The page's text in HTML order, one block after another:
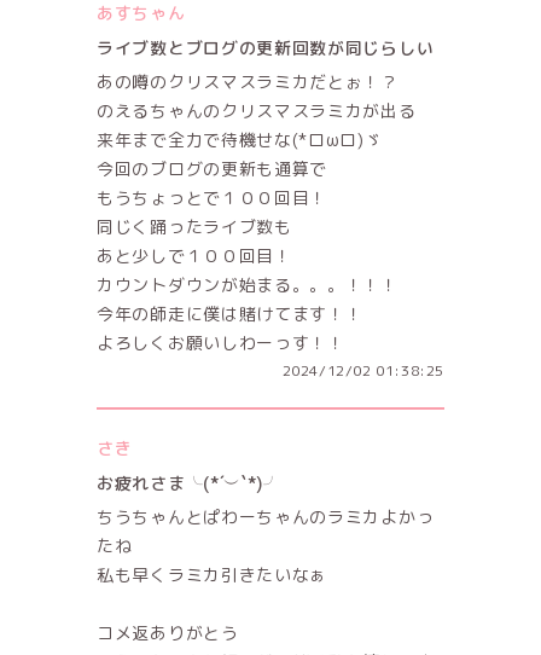
あすちゃん
ライブ数とブログの更新回数が同じらしい
あの噂のクリスマスラミカだとぉ！？
のえるちゃんのクリスマスラミカが出る
来年まで全力で待機せな(*ロωロ)ゞ
今回のブログの更新も通算で
もうちょっとで１００回目！
同じく踊ったライブ数も
あと少しで１００回目！
カウントダウンが始まる。。。！！！
今年の師走に僕は賭けてます！！
よろしくお願いしわーっす！！
2024/12/02 01:38:25
さき
お疲れさま╰(*´︶`*)╯
ちうちゃんとぱわーちゃんのラミカよかっ
たね
私も早くラミカ引きたいなぁ
コメ返ありがとう